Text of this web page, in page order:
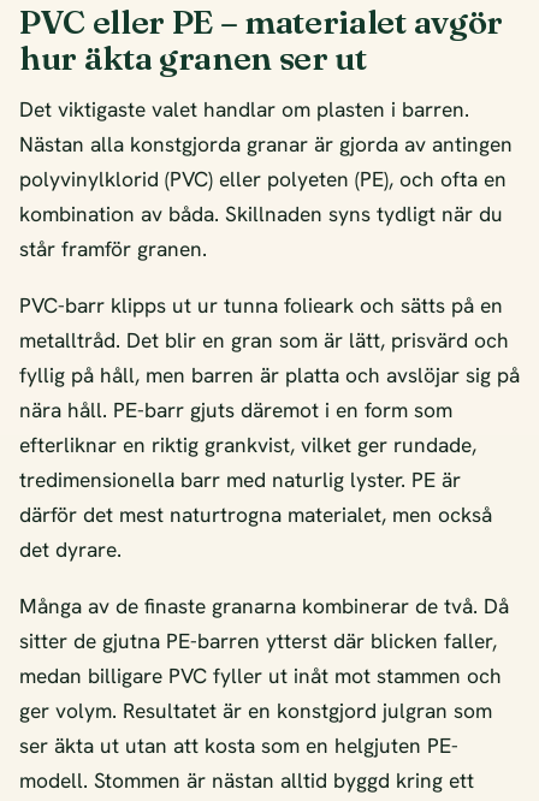
PVC eller PE – materialet avgör
hur äkta granen ser ut
Det viktigaste valet handlar om plasten i barren.
Nästan alla konstgjorda granar är gjorda av antingen
polyvinylklorid (PVC) eller polyeten (PE), och ofta en
kombination av båda. Skillnaden syns tydligt när du
står framför granen.
PVC-barr klipps ut ur tunna folieark och sätts på en
metalltråd. Det blir en gran som är lätt, prisvärd och
fyllig på håll, men barren är platta och avslöjar sig på
nära håll. PE-barr gjuts däremot i en form som
efterliknar en riktig grankvist, vilket ger rundade,
tredimensionella barr med naturlig lyster. PE är
därför det mest naturtrogna materialet, men också
det dyrare.
Många av de finaste granarna kombinerar de två. Då
sitter de gjutna PE-barren ytterst där blicken faller,
medan billigare PVC fyller ut inåt mot stammen och
ger volym. Resultatet är en konstgjord julgran som
ser äkta ut utan att kosta som en helgjuten PE-
modell. Stommen är nästan alltid byggd kring ett